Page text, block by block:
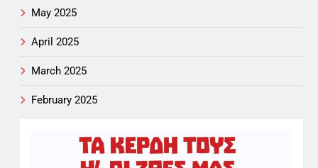
May 2025
April 2025
March 2025
February 2025